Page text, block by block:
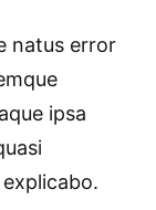
natus error
ipsa